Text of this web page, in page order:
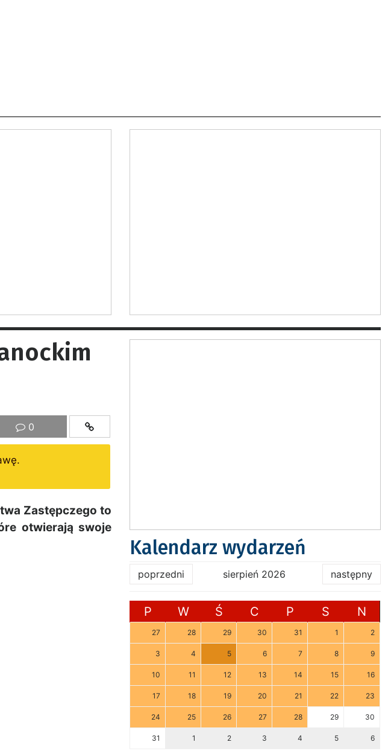
0
Zastępczego to
otwierają swoje
Kalendarz wydarzeń
poprzedni sierpień 2026 następny
P W Ś C P S N
27 28 29 30 31 1 2
3 4 5 6 7 8 9
10 11 12 13 14 15 16
17 18 19 20 21 22 23
24 25 26 27 28 29 30
31 1 2 3 4 5 6